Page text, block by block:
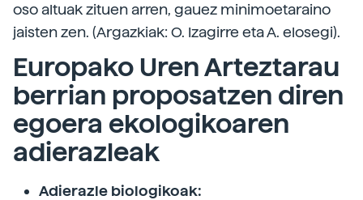
oso altuak zituen arren, gauez minimoetaraino
jaisten zen. (Argazkiak: O. Izagirre eta A. elosegi).
Europako Uren Arteztarau
berrian proposatzen diren
egoera ekologikoaren
adierazleak
Adierazle biologikoak: